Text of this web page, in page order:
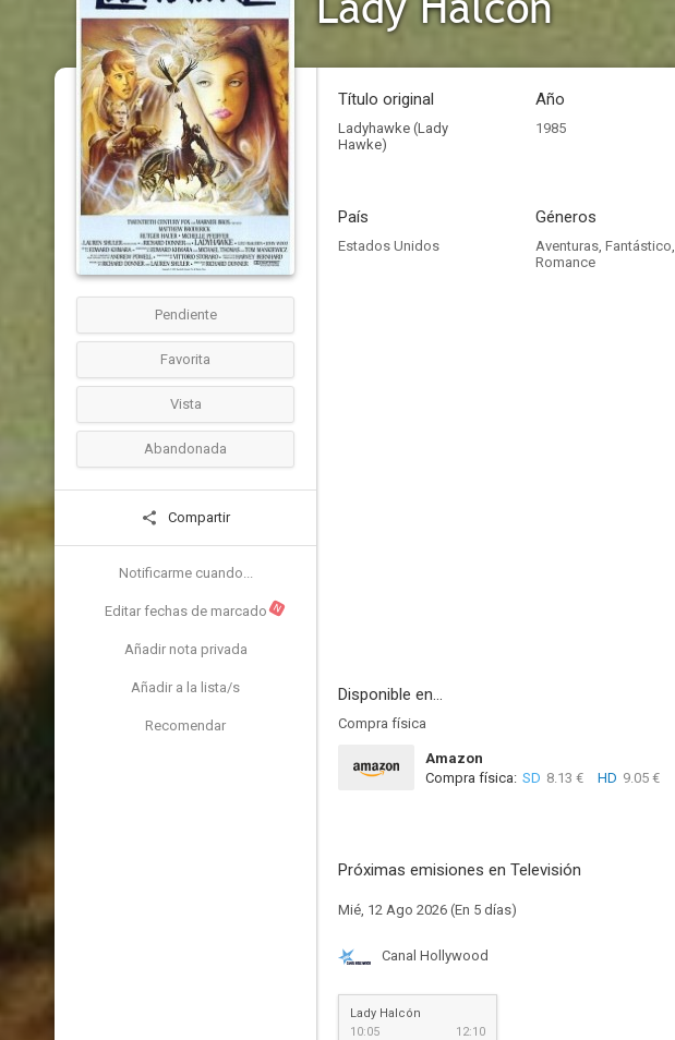
Pendiente
Favorita
Vista
Abandonada
Compartir
Notificarme cuando...
Editar fechas de marcado N
Añadir nota privada
Añadir a la lista/s
Recomendar
Título original
Ladyhawke (Lady
Hawke)
Año
1985
País
Estados Unidos
Géneros
Aventuras, Fantástico,
Romance
Disponible en...
Compra física
Amazon
Compra física: SD 8.13 € HD 9.05 €
Próximas emisiones en Televisión
Mié, 12 Ago 2026 (En 5 días)
Canal Hollywood
Lady Halcón
10:05
12:10